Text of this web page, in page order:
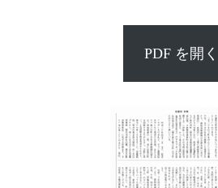
PDF を開く